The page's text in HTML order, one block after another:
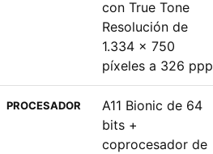
con True Tone
Resolución de
1.334 x 750
píxeles a 326 ppp
PROCESADOR
A11 Bionic de 64
bits +
coprocesador de